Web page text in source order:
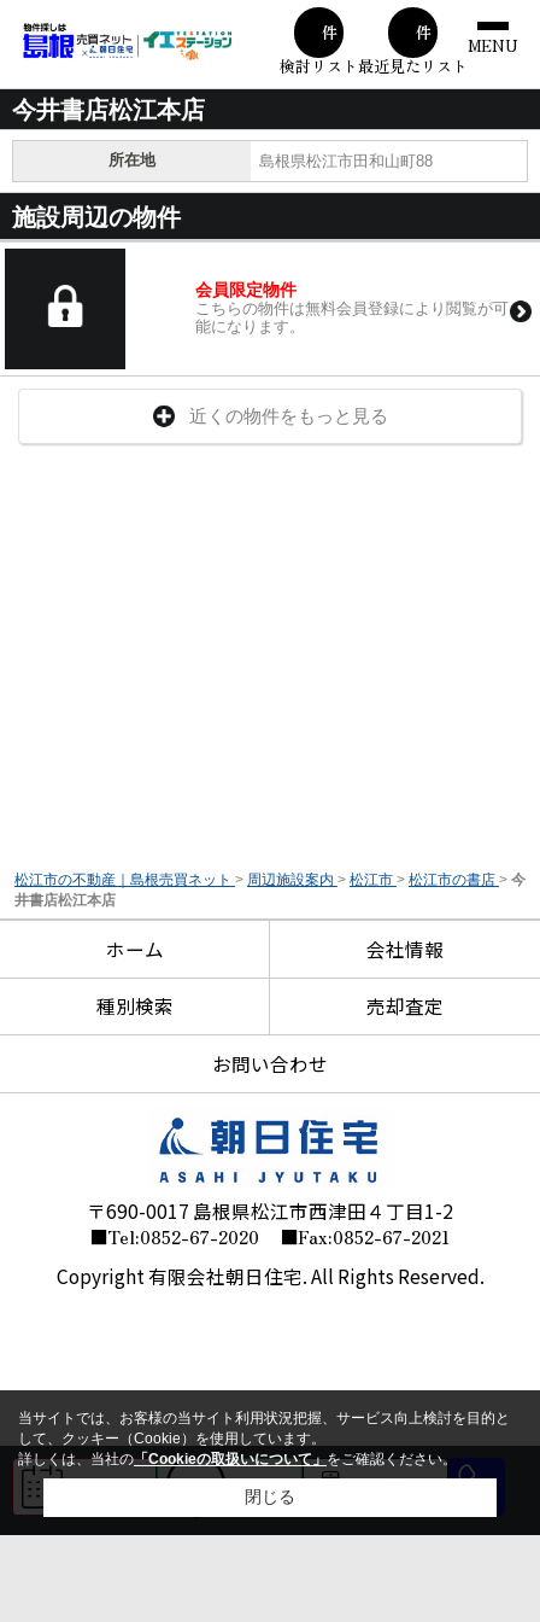
00件
検討リスト
00件
最近見たリスト
MENU
今井書店松江本店
所在地 島根県松江市田和山町88
施設周辺の物件
会員限定物件
こちらの物件は無料会員登録により閲覧が可
能になります。
近くの物件をもっと見る
松江市の不動産｜島根売買ネット > 周辺施設案内 > 松江市 > 松江市の書店 > 今
井書店松江本店
来店予約 LINE 会員登録
ホーム 会社情報
種別検索 売却査定
お問い合わせ
〒690-0017 島根県松江市西津田４丁目1-2
■Tel:0852-67-2020 ■Fax:0852-67-2021
Copyright 有限会社朝日住宅. All Rights Reserved.
当サイトでは、お客様の当サイト利用状況把握、サービス向上検討を目的と
して、クッキー（Cookie）を使用しています。
詳しくは、当社の「Cookieの取扱いについて」をご確認ください。
閉じる